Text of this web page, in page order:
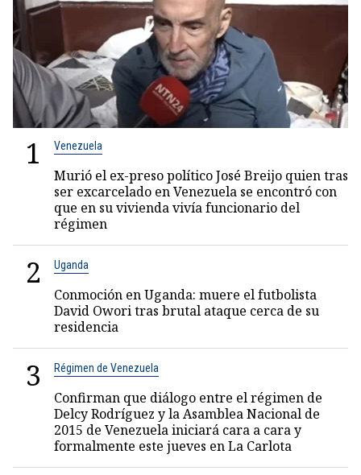
1 Venezuela
Murió el ex-preso político José Breijo quien tras
ser excarcelado en Venezuela se encontró con
que en su vivienda vivía funcionario del
régimen
2 Uganda
Conmoción en Uganda: muere el futbolista
David Owori tras brutal ataque cerca de su
residencia
3 Régimen de Venezuela
Confirman que diálogo entre el régimen de
Delcy Rodríguez y la Asamblea Nacional de
2015 de Venezuela iniciará cara a cara y
formalmente este jueves en La Carlota